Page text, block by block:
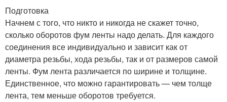
Подготовка
Начнем с того, что никто и никогда не скажет точно,
сколько оборотов фум ленты надо делать. Для каждого
соединения все индивидуально и зависит как от
диаметра резьбы, хода резьбы, так и от размеров самой
ленты. Фум лента различается по ширине и толщине.
Единственное, что можно гарантировать — чем толще
лента, тем меньше оборотов требуется.